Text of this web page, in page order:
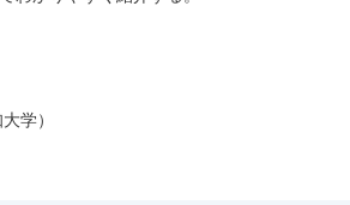
学）